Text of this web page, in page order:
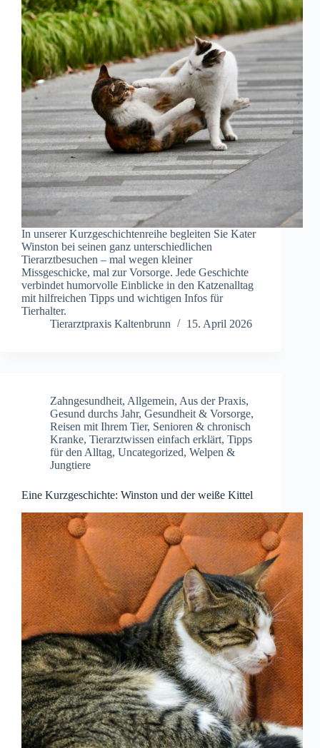
In unserer Kurzgeschichtenreihe begleiten Sie Kater
Winston bei seinen ganz unterschiedlichen
Tierarztbesuchen – mal wegen kleiner
Missgeschicke, mal zur Vorsorge. Jede Geschichte
verbindet humorvolle Einblicke in den Katzenalltag
mit hilfreichen Tipps und wichtigen Infos für
Tierhalter.
Tierarztpraxis Kaltenbrunn
15. April 2026
Zahngesundheit, Allgemein, Aus der Praxis,
Gesund durchs Jahr, Gesundheit & Vorsorge,
Reisen mit Ihrem Tier, Senioren & chronisch
Kranke, Tierarztwissen einfach erklärt, Tipps
für den Alltag, Uncategorized, Welpen &
Jungtiere
Eine Kurzgeschichte: Winston und der weiße Kittel